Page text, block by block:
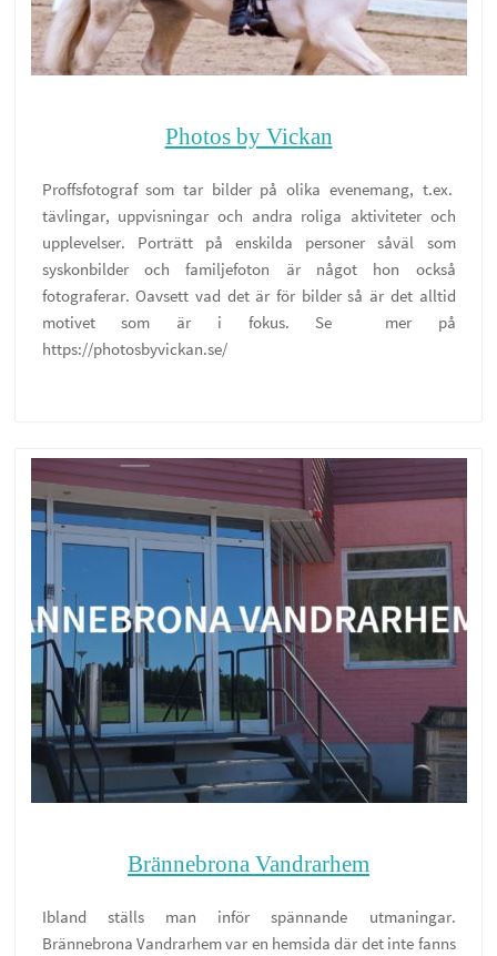
Photos by Vickan
Proffsfotograf som tar bilder på olika evenemang, t.ex.
tävlingar, uppvisningar och andra roliga aktiviteter och
upplevelser. Porträtt på enskilda personer såväl som
syskonbilder och familjefoton är något hon också
fotograferar. Oavsett vad det är för bilder så är det alltid
motivet som är i fokus. Se mer på
https://photosbyvickan.se/
Brännebrona Vandrarhem
Ibland ställs man inför spännande utmaningar.
Brännebrona Vandrarhem var en hemsida där det inte fanns